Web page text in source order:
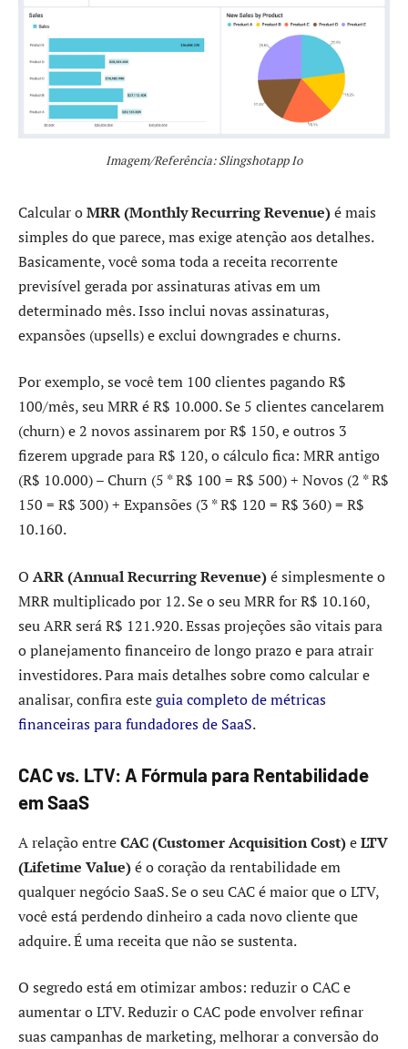
Imagem/Referência: Slingshotapp Io
Calcular oMRR (Monthly Recurring Revenue)é mais
simples do que parece, mas exige atenção aos detalhes.
Basicamente, você soma toda a receita recorrente
previsível gerada por assinaturas ativas em um
determinado mês. Isso inclui novas assinaturas,
expansões (upsells) e exclui downgrades e churns.
Por exemplo, se você tem 100 clientes pagando R$
100/mês, seu MRR é R$ 10.000. Se 5 clientes cancelarem
(churn) e 2 novos assinarem por R$ 150, e outros 3
fizerem upgrade para R$ 120, o cálculo fica: MRR antigo
(R$ 10.000) – Churn (5 * R$ 100 = R$ 500) + Novos (2 * R$
150 = R$ 300) + Expansões (3 * R$ 120 = R$ 360) = R$
10.160.
O ARR (Annual Recurring Revenue)é simplesmente o
MRR multiplicado por 12. Se o seu MRR for R$ 10.160,
seu ARR será R$ 121.920. Essas projeções são vitais para
o planejamento financeiro de longo prazo e para atrair
investidores. Para mais detalhes sobre como calcular e
analisar, confira esteguia completo de métricas
financeiras para fundadores de SaaS.
CAC vs. LTV: A Fórmula para Rentabilidade
em SaaS
A relação entreCAC (Customer Acquisition Cost)eLTV
(Lifetime Value)é o coração da rentabilidade em
qualquer negócio SaaS. Se o seu CAC é maior que o LTV,
você está perdendo dinheiro a cada novo cliente que
adquire. É uma receita que não se sustenta.
O segredo está em otimizar ambos: reduzir o CAC e
aumentar o LTV. Reduzir o CAC pode envolver refinar
suas campanhas de marketing, melhorar a conversão do